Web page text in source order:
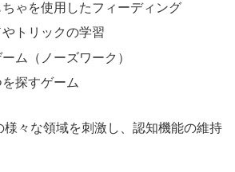
ゃを使用したフィーディング
トリックの学習
ム（ノーズワーク）
探すゲーム
様々な領域を刺激し、認知機能の維持